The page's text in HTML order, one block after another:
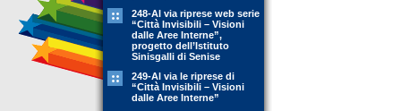
248-Al via riprese web serie
“Città Invisibili – Visioni
dalle Aree Interne”,
progetto dell’Istituto
Sinisgalli di Senise
249-Al via le riprese di
“Città Invisibili – Visioni
dalle Aree Interne”